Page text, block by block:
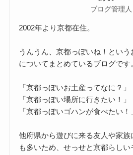
ブログ管理人
2002年より京都在住。
うんうん、京都っぽいね！とい
についてまとめているブログです
「京都っぽいお土産ってなに？」
「京都っぽい場所に行きたい！」
「京都っぽいゴハンが食べたい！
他府県から遊びに来る友人や家族
も多いため、せっせと京都らし